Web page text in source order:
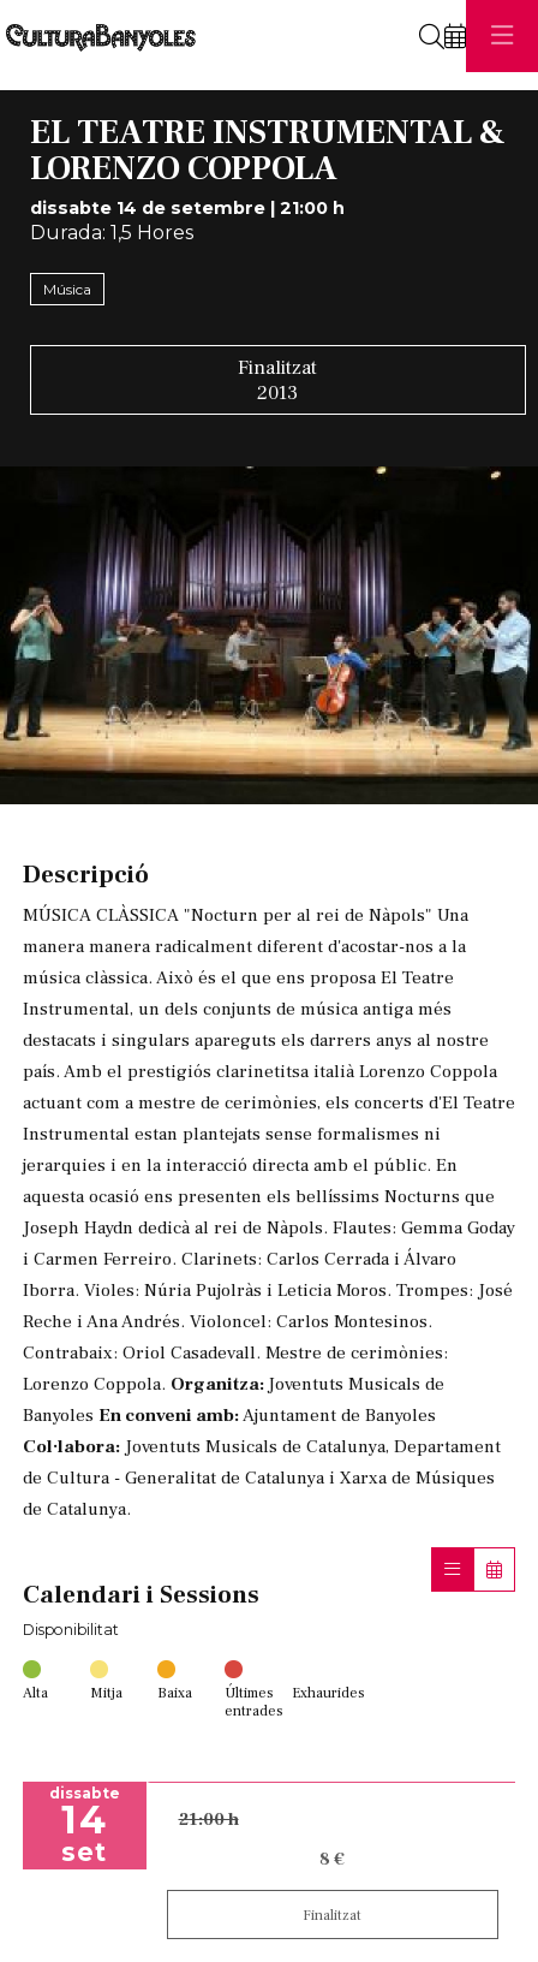
EL TEATRE INSTRUMENTAL &
LORENZO COPPOLA
dissabte 14 de setembre| 21:00 h
Durada: 1,5 Hores
Música
Finalitzat
2013
Descripció
MÚSICA CLÀSSICA "Nocturn per al rei de Nàpols" Una
manera manera radicalment diferent d'acostar-nos a la
música clàssica. Això és el que ens proposa El Teatre
Instrumental, un dels conjunts de música antiga més
destacats i singulars apareguts els darrers anys al nostre
país. Amb el prestigiós clarinetitsa italià Lorenzo Coppola
actuant com a mestre de cerimònies, els concerts d'El Teatre
Instrumental estan plantejats sense formalismes ni
jerarquies i en la interacció directa amb el públic. En
aquesta ocasió ens presenten els bellíssims Nocturns que
Joseph Haydn dedicà al rei de Nàpols. Flautes: Gemma Goday
i Carmen Ferreiro. Clarinets: Carlos Cerrada i Álvaro
Iborra. Violes: Núria Pujolràs i Leticia Moros. Trompes: José
Reche i Ana Andrés. Violoncel: Carlos Montesinos.
Contrabaix: Oriol Casadevall. Mestre de cerimònies:
Lorenzo Coppola. Organitza:Joventuts Musicals de
Banyoles En conveni amb:Ajuntament de Banyoles
Col·labora: Joventuts Musicals de Catalunya, Departament
de Cultura - Generalitat de Catalunya i Xarxa de Músiques
de Catalunya.
Calendari i Sessions
Disponibilitat
Alta Mitja Baixa
Últimes
entrades
Exhaurides
dissabte
14
set
21:00 h
8 €
Finalitzat